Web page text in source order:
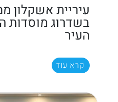
עיריית אשקלון
בשדרוג מוסדות
העיר
קרא עוד